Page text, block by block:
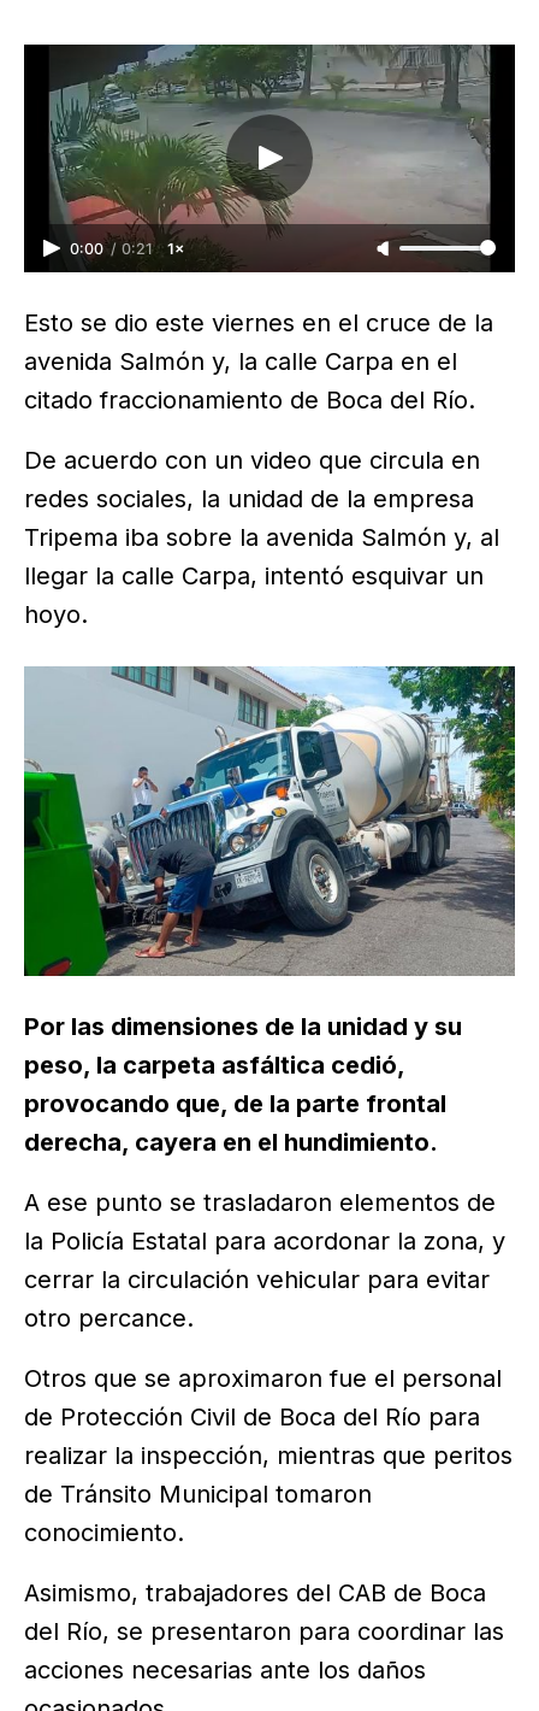
0:00 / 0:21 1×
Esto se dio este viernes en el cruce de la
avenida Salmón y, la calle Carpa en el
citado fraccionamiento de Boca del Río.
De acuerdo con un video que circula en
redes sociales, la unidad de la empresa
Tripema iba sobre la avenida Salmón y, al
llegar la calle Carpa, intentó esquivar un
hoyo.
Por las dimensiones de la unidad y su
peso, la carpeta asfáltica cedió,
provocando que, de la parte frontal
derecha, cayera en el hundimiento.
A ese punto se trasladaron elementos de
la Policía Estatal para acordonar la zona, y
cerrar la circulación vehicular para evitar
otro percance.
Otros que se aproximaron fue el personal
de Protección Civil de Boca del Río para
realizar la inspección, mientras que peritos
de Tránsito Municipal tomaron
conocimiento.
Asimismo, trabajadores del CAB de Boca
del Río, se presentaron para coordinar las
acciones necesarias ante los daños